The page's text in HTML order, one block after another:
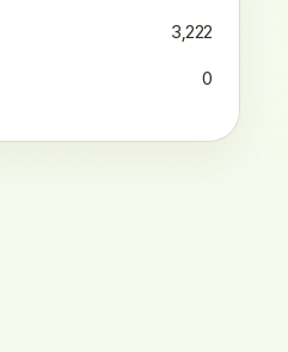
3,222
0